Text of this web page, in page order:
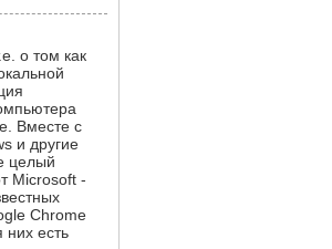
о том как
Вместе с
и другие
целый
Microsoft -
Chrome
них есть